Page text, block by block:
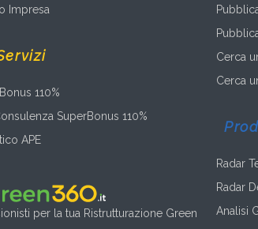
Impresa
110%
SuperBonus 110%
APE
per la tua Ristrutturazione Green
Cerca
Cerca
Radar
Radar
Analisi